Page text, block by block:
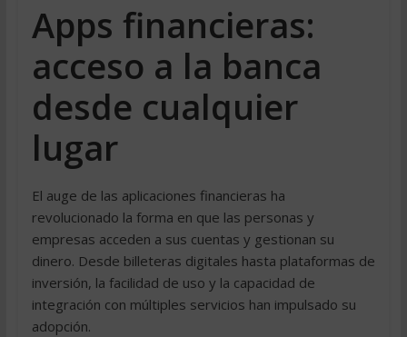
Apps financieras:
acceso a la banca
desde cualquier
lugar
El auge de las aplicaciones financieras ha
revolucionado la forma en que las personas y
empresas acceden a sus cuentas y gestionan su
dinero. Desde billeteras digitales hasta plataformas de
inversión, la facilidad de uso y la capacidad de
integración con múltiples servicios han impulsado su
adopción.